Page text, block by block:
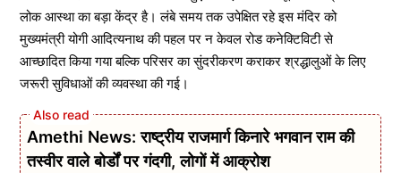
लोक आस्था का बड़ा केंद्र है। लंबे समय तक उपेक्षित रहे इस मंदिर को
मुख्यमंत्री योगी आदित्यनाथ की पहल पर न केवल रोड कनेक्टिविटी से
आच्छादित किया गया बल्कि परिसर का सुंदरीकरण कराकर श्रद्धालुओं के लिए
जरूरी सुविधाओं की व्यवस्था की गई।
Amethi News: राष्ट्रीय राजमार्ग किनारे भगवान राम की
तस्वीर वाले बोर्डों पर गंदगी, लोगों में आक्रोश